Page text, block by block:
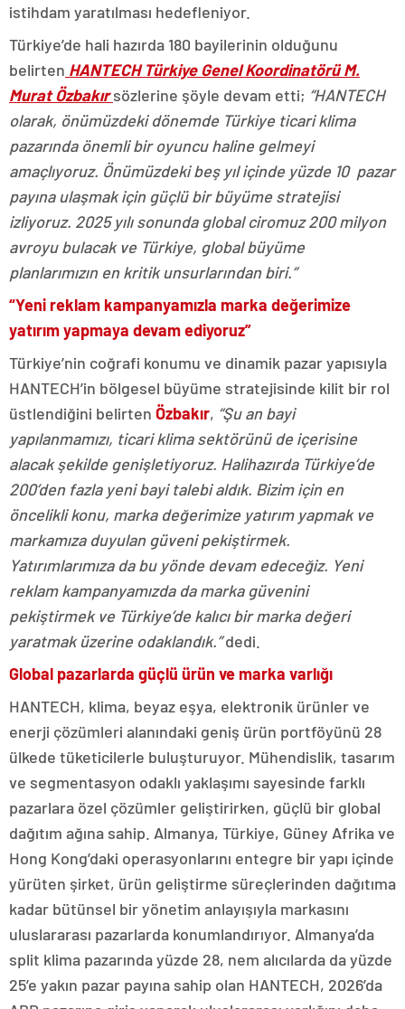
istihdam yaratılması hedefleniyor.
Türkiye’de hali hazırda 180 bayilerinin olduğunu
belirten HANTECH Türkiye Genel Koordinatörü M.
Murat Özbakırsözlerine şöyle devam etti; “HANTECH
olarak, önümüzdeki dönemde Türkiye ticari klima
pazarında önemli bir oyuncu haline gelmeyi
amaçlıyoruz. Önümüzdeki beş yıl içinde yüzde 10 pazar
payına ulaşmak için güçlü bir büyüme stratejisi
izliyoruz. 2025 yılı sonunda global ciromuz 200 milyon
avroyu bulacak ve Türkiye, global büyüme
planlarımızın en kritik unsurlarından biri.”
“Yeni reklam kampanyamızla marka değerimize
yatırım yapmaya devam ediyoruz”
Türkiye’nin coğrafi konumu ve dinamik pazar yapısıyla
HANTECH’in bölgesel büyüme stratejisinde kilit bir rol
üstlendiğini belirten Özbakır, “Şu an bayi
yapılanmamızı, ticari klima sektörünü de içerisine
alacak şekilde genişletiyoruz. Halihazırda Türkiye’de
200’den fazla yeni bayi talebi aldık. Bizim için en
öncelikli konu, marka değerimize yatırım yapmak ve
markamıza duyulan güveni pekiştirmek.
Yatırımlarımıza da bu yönde devam edeceğiz. Yeni
reklam kampanyamızda da marka güvenini
pekiştirmek ve Türkiye’de kalıcı bir marka değeri
yaratmak üzerine odaklandık.”dedi.
Global pazarlarda güçlü ürün ve marka varlığı
HANTECH, klima, beyaz eşya, elektronik ürünler ve
enerji çözümleri alanındaki geniş ürün portföyünü 28
ülkede tüketicilerle buluşturuyor. Mühendislik, tasarım
ve segmentasyon odaklı yaklaşımı sayesinde farklı
pazarlara özel çözümler geliştirirken, güçlü bir global
dağıtım ağına sahip. Almanya, Türkiye, Güney Afrika ve
Hong Kong’daki operasyonlarını entegre bir yapı içinde
yürüten şirket, ürün geliştirme süreçlerinden dağıtıma
kadar bütünsel bir yönetim anlayışıyla markasını
uluslararası pazarlarda konumlandırıyor. Almanya’da
split klima pazarında yüzde 28, nem alıcılarda da yüzde
25’e yakın pazar payına sahip olan HANTECH, 2026’da